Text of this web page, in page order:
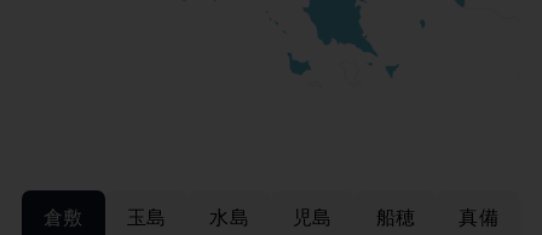
倉敷 玉島 水島 児島 船穂 真備